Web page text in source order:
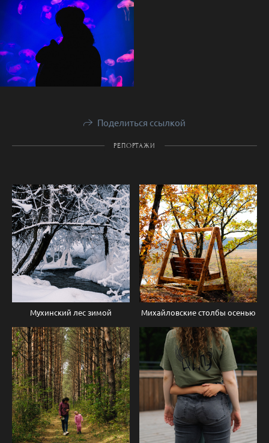
Поделиться ссылкой
РЕПОРТАЖИ
Мухинский лес зимой Михайловские столбы осенью